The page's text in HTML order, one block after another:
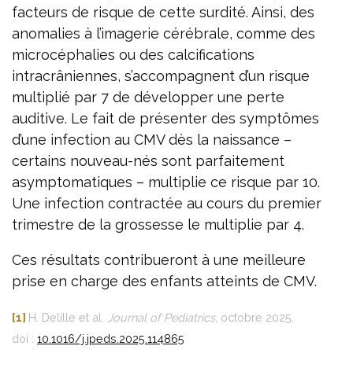
facteurs de risque de cette surdité. Ainsi, des
anomalies à l’imagerie cérébrale, comme des
microcéphalies ou des calcifications
intracrâniennes, s’accompagnent d’un risque
multiplié par 7 de développer une perte
auditive. Le fait de présenter des symptômes
d’une infection au CMV dès la naissance –
certains nouveau-nés sont parfaitement
asymptomatiques – multiplie ce risque par 10.
Une infection contractée au cours du premier
trimestre de la grossesse le multiplie par 4.
Ces résultats contribueront à une meilleure
prise en charge des enfants atteints de CMV.
[1] H. Delille et al. Journal of Pediatrics, octobre 2025,
doi : 10.1016/j.jpeds.2025.114865